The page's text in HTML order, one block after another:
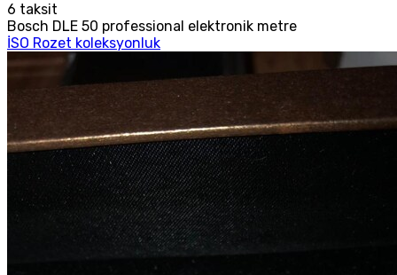
6 taksit
Bosch DLE 50 professional elektronik metre
İSO Rozet koleksyonluk